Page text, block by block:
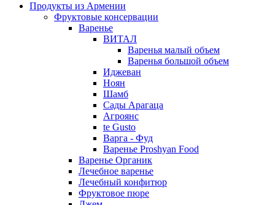
Продукты из Армении
Фруктовые консервации
Варенье
ВИТАЛ
Варенья малый объем
Варенья большой объем
Иджеван
Ноян
Шамб
Сады Арагаца
Агроянс
te Gusto
Варга - Фуд
Варенье Proshyan Food
Варенье Органик
Лечебное варенье
Лечебный конфитюр
Фруктовое пюре